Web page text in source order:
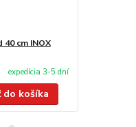
cm INOX
expedícia 3-5 dní
do košíka